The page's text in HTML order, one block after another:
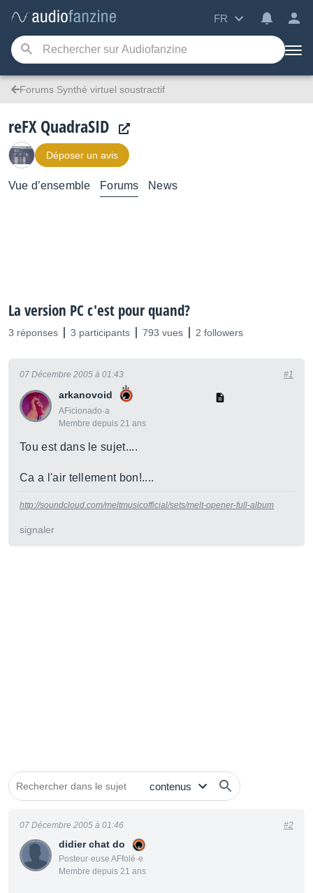
FR
Forums Synthé virtuel soustractif
reFX QuadraSID
Déposer un avis
Vue d’ensemble Forums News
La version PC c'est pour quand?
3 réponses 3 participants 793 vues 2 followers
arkanovoid
AFicionado·a
Membre depuis 21 ans
07 Décembre 2005 à 01:43 #1
Tou est dans le sujet....
Ca a l'air tellement bon!....
http://soundcloud.com/meltmusicofficial/sets/melt-opener-full-album
signaler
didier chat do
Posteur·euse AFfolé·e
Membre depuis 21 ans
07 Décembre 2005 à 01:46 #2